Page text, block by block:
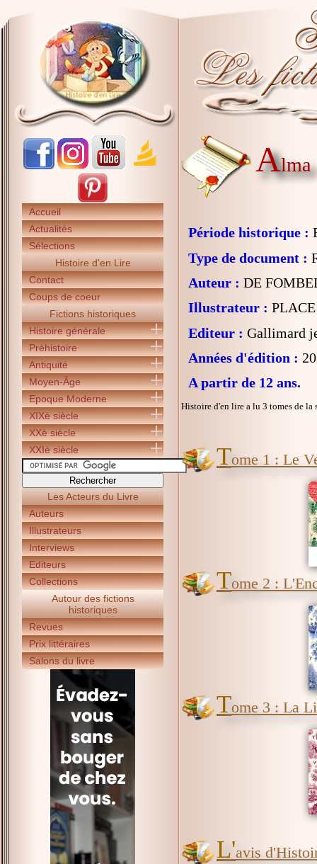
Accueil
Actualités
Sélections
Histoire d'en Lire
Contact
Coups de coeur
Fictions historiques
Histoire générale
Préhistoire
Antiquité
Moyen-Âge
Epoque Moderne
XIXè siècle
XXè siècle
XXIè siècle
Les Acteurs du Livre
Auteurs
Illustrateurs
Interviews
Editeurs
Collections
Autour des fictions
historiques
Revues
Prix littéraires
Salons du livre
Alma
Période historique :
Type de document :
Auteur : DE
Illustrateur :
Editeur : Gallimard
Années d'édition :
A partir de 12 ans.
Histoire d'en lire a lu 3 tomes de la
Tome 1 : Le
Tome 2 :
Tome 3 : La
L'avis